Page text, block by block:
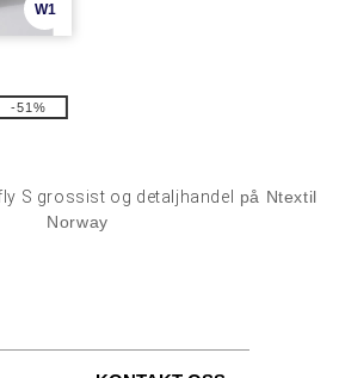
W1
-51%
S grossist og detaljhandel
på Ntextil
Norway